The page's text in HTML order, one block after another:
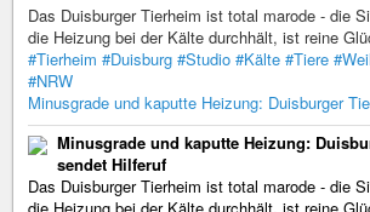
Das Duisburger Tierheim ist total marode - die
die Heizung bei der Kälte durchhält, ist reine
#Tierheim #Duisburg #Studio #Kälte #Tiere
#NRW
Minusgrade und kaputte Heizung: Duisburger
Minusgrade und kaputte Heizung:
sendet Hilferuf
Das Duisburger Tierheim ist total marode - die